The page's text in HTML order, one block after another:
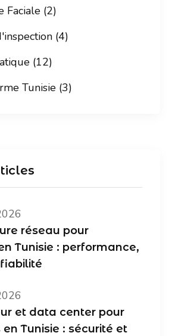
Faciale (2)
(4)
(12)
Tunisie (3)
réseau pour
Tunisie : performance,
et data center pour
Tunisie : sécurité et